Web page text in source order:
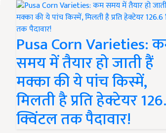
Pusa Corn Varieties:
समय में तैयार हो जाती हैं
मक्का की ये पांच किस्में,
मिलती है प्रति हेक्टेयर
क्विंटल तक पैदावार!